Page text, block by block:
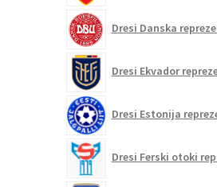
Dresi Danska
Dresi Ekvador
Dresi Estonija
Dresi Ferski otoki